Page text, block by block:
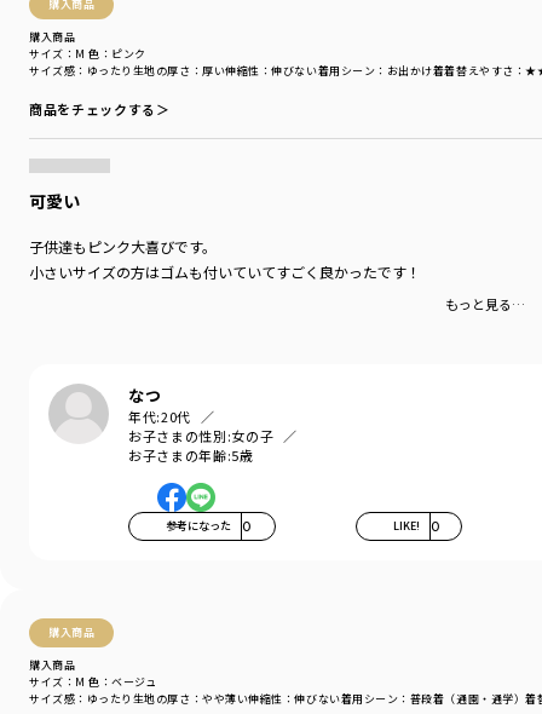
購入商品
購入商品
サイズ感 ：ゆったり 生地の厚さ ：厚い伸縮性 ：伸びない着用シーン ：お出かけ着着替えやすさ ：
サイズ：M 色：ピンク
商品をチェックする＞
可愛い
子供達もピンク大喜びです。
小さいサイズの方はゴムも付いていてすごく良かったです！
もっと見る…
なつ
年代:20代
お子さまの性別:女の子
お子さまの年齢:5歳
参考になった 0 LIKE! 0
購入商品
購入商品
サイズ感 ：ゆったり 生地の厚さ ：やや薄い伸縮性 ：伸びない着用シーン ：普段着（通園・通学）着
サイズ：M 色：ベージュ
性別タイプ
商品番号
／ 14-5365-761